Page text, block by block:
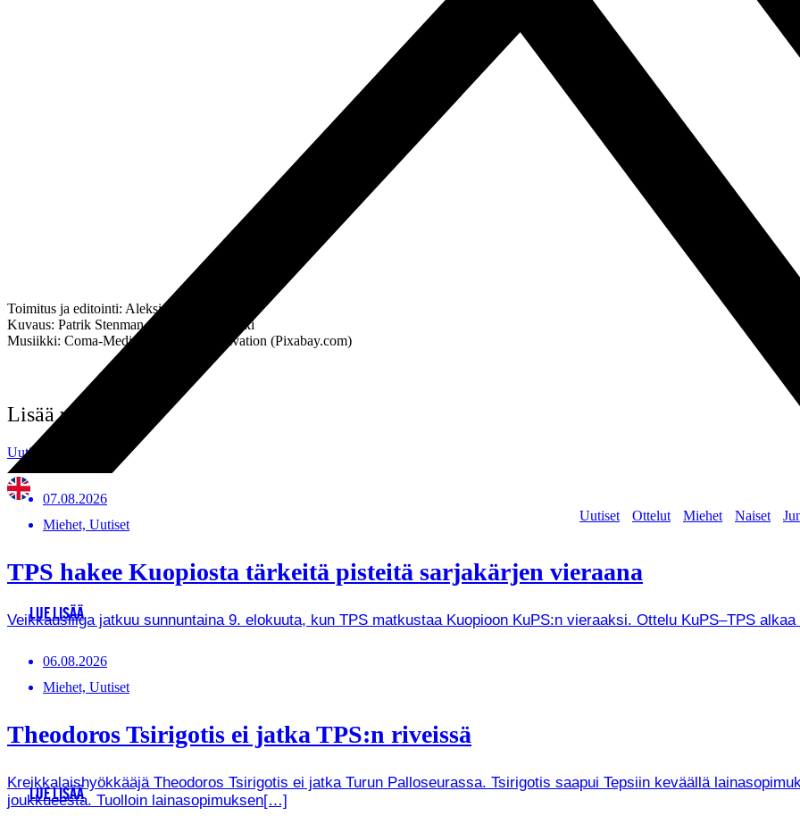
Uutiset Ottelut Miehet Naiset
Toimitus ja editointi: Aleksi Ristimäki
Kuvaus: Patrik Stenman & Aleksi Ristimäki
Musiikki: Coma-Media – Acoustic Motivation (Pixabay.com)
Lisää uutisia
Uutisarkisto
07.08.2026
Miehet, Uutiset
TPS hakee Kuopiosta tärkeitä pisteitä sarjakärjen vieraana
Veikkausliiga jatkuu sunnuntaina 9. elokuuta, kun TPS matkustaa Kuopioon KuPS:n vieraaksi. Ottelu KuPS–TPS
LUE LISÄÄ
06.08.2026
Miehet, Uutiset
Theodoros Tsirigotis ei jatka TPS:n riveissä
Kreikkalaishyökkääjä Theodoros Tsirigotis ei jatka Turun Palloseurassa. Tsirigotis saapui Tepsiin keväällä
joukkueesta. Tuolloin lainasopimuksen[…]
LUE LISÄÄ